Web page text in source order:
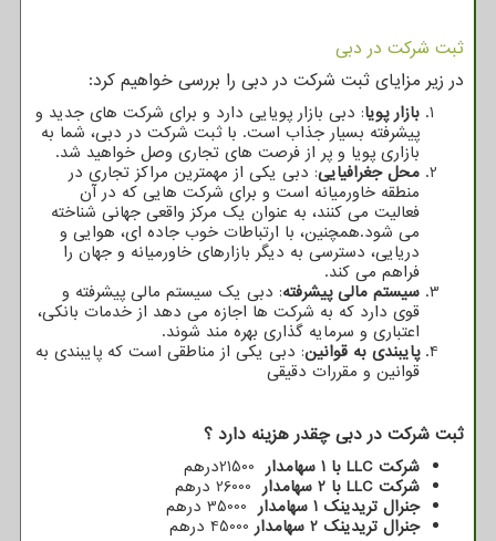
ثبت شرکت در دبی
در زیر مزایای ثبت شرکت در دبی را بررسی خواهیم کرد:
بازار پویا: دبی بازار پویایی دارد و برای شرکت های جدید و
پیشرفته بسیار جذاب است. با ثبت شرکت در دبی، شما به
بازاری پویا و پر از فرصت های تجاری وصل خواهید شد.
محل جغرافیایی: دبی یکی از مهمترین مراکز تجاری در
منطقه خاورمیانه است و برای شرکت هایی که در آن
فعالیت می کنند، به عنوان یک مرکز واقعی جهانی شناخته
می شود.همچنین، با ارتباطات خوب جاده ای، هوایی و
دریایی، دسترسی به دیگر بازارهای خاورمیانه و جهان را
فراهم می کند.
سیستم مالی پیشرفته: دبی یک سیستم مالی پیشرفته و
قوی دارد که به شرکت ها اجازه می دهد از خدمات بانکی،
اعتباری و سرمایه گذاری بهره مند شوند.
پایبندی به قوانین: دبی یکی از مناطقی است که پایبندی به
قوانین و مقررات دقیقی
ثبت شرکت در دبی چقدر هزینه دارد ؟
شرکت LLC با 1 سهامدار 21500درهم
شرکت LLC با 2 سهامدار 26000 درهم
جنرال تریدینک 1 سهامدار
35000 درهم
جنرال تریدینک 2 سهامدار
45000 درهم